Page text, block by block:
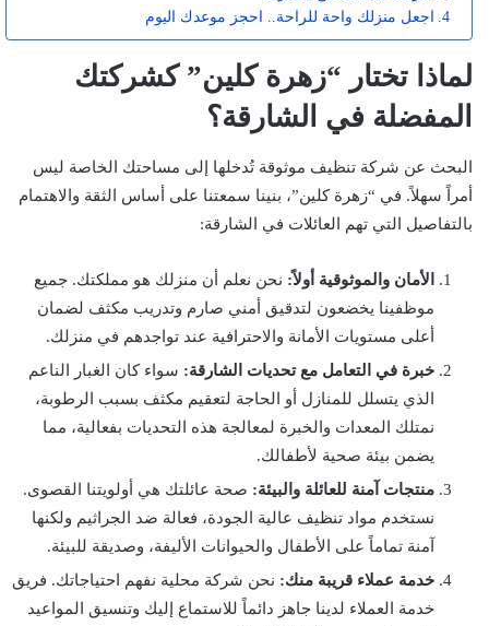
اجعل منزلك واحة للراحة.. احجز موعدك اليوم
لماذا تختار “زهرة كلين” كشركتك
المفضلة في الشارقة؟
البحث عن شركة تنظيف موثوقة تُدخلها إلى مساحتك الخاصة ليس
أمراً سهلاً. في “زهرة كلين”، بنينا سمعتنا على أساس الثقة والاهتمام
بالتفاصيل التي تهم العائلات في الشارقة:
الأمان والموثوقية أولاً: نحن نعلم أن منزلك هو مملكتك. جميع
موظفينا يخضعون لتدقيق أمني صارم وتدريب مكثف لضمان
أعلى مستويات الأمانة والاحترافية عند تواجدهم في منزلك.
خبرة في التعامل مع تحديات الشارقة: سواء كان الغبار الناعم
الذي يتسلل للمنازل أو الحاجة لتعقيم مكثف بسبب الرطوبة،
نمتلك المعدات والخبرة لمعالجة هذه التحديات بفعالية، مما
يضمن بيئة صحية لأطفالك.
منتجات آمنة للعائلة والبيئة: صحة عائلتك هي أولويتنا القصوى.
نستخدم مواد تنظيف عالية الجودة، فعالة ضد الجراثيم ولكنها
آمنة تماماً على الأطفال والحيوانات الأليفة، وصديقة للبيئة.
خدمة عملاء قريبة منك: نحن شركة محلية نفهم احتياجاتك. فريق
خدمة العملاء لدينا جاهز دائماً للاستماع إليك وتنسيق المواعيد